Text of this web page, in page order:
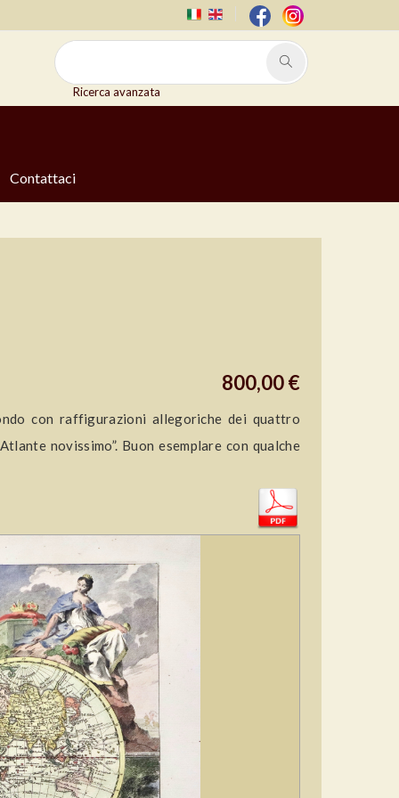
Ricerca avanzata
Contattaci
800,00 €
con raffigurazioni allegoriche dei quattro
novissimo”. Buon esemplare con qualche